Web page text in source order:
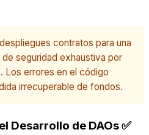
contratos para una
de seguridad exhaustiva por
Los errores en el código
irrecuperable de fondos.
Desarrollo de DAOs ✅